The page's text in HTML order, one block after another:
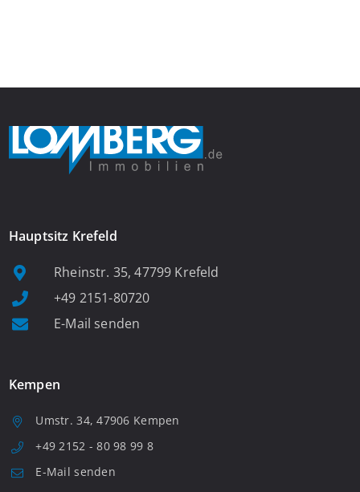
Hauptsitz Krefeld
Rheinstr. 35, 47799 Krefeld
+49 2151-80720
E-Mail senden
Kempen
Umstr. 34, 47906 Kempen
+49 2152 - 80 98 99 8
E-Mail senden